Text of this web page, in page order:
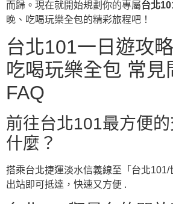
而歸。現在就開始規劃你的專屬台北
晚、吃喝玩樂全包的精彩旅程吧！
台北101一日遊攻
吃喝玩樂全包 常見
FAQ
前往台北101最方便
什麼？
搭乘台北捷運淡水信義線至「台北101/
出站即可抵達，快速又方便 .